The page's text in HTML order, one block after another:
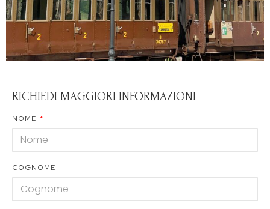
RICHIEDI MAGGIORI INFORMAZIONI
NOME
COGNOME